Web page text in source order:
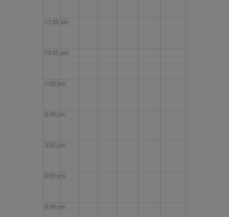
11:00 am
12:00 pm
1:00 pm
2:00 pm
3:00 pm
4:00 pm
5:00 pm